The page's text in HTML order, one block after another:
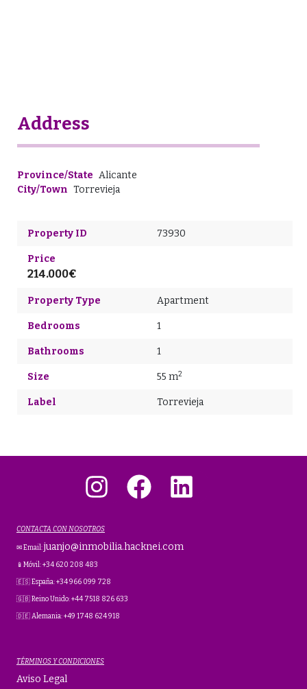
Address
Province/State Alicante
City/Town Torrevieja
Property ID 73930
Price
214.000€
Property Type Apartment
Bedrooms 1
Bathrooms 1
Size 55 m2
Label Torrevieja
InstagramFacebook LinkedIn
CONTACTA CON NOSOTROS
✉ Email:juanjo@inmobilia.hacknei.com
📱Móvil: +34 620 208 483
🇪🇸 España: +34 966 099 728
🇬🇧 Reino Unido: +44 7518 826 633
🇩🇪 Alemania: +49 1748 624 918
TÉRMINOS Y CONDICIONES
Aviso Legal